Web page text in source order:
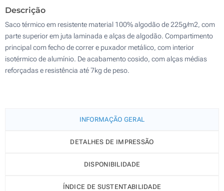
Outra :
Descrição
Saco térmico em resistente material 100% algodão de 225g/m2, com
parte superior em juta laminada e alças de algodão. Compartimento
principal com fecho de correr e puxador metálico, com interior
isotérmico de alumínio. De acabamento cosido, com alças médias
reforçadas e resistência até 7kg de peso.
INFORMAÇÃO GERAL
DETALHES DE IMPRESSÃO
DISPONIBILIDADE
ÍNDICE DE SUSTENTABILIDADE